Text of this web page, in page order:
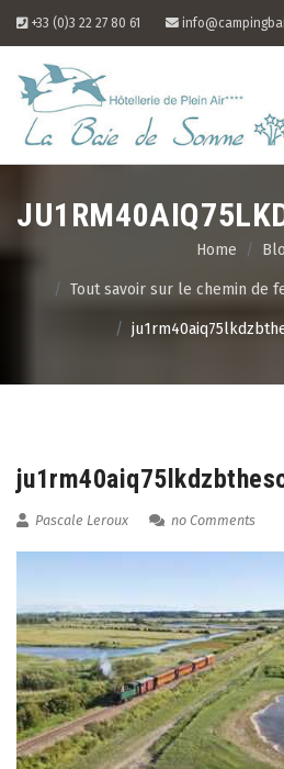
+33 (0)3 22 27 80 61
Home
Tout savoir sur le chemin de
Pascale Leroux no Comments